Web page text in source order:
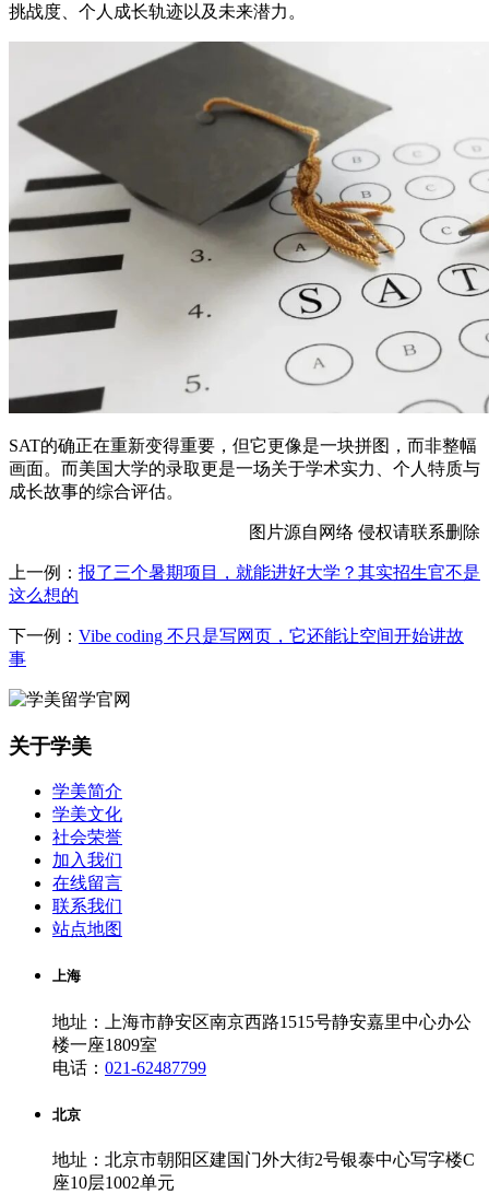
挑战度、个人成长轨迹以及未来潜力。
SAT的确正在重新变得重要，但它更像是一块拼图，而非整幅
画面。而美国大学的录取更是一场关于学术实力、个人特质与
成长故事的综合评估。
图片源自网络 侵权请联系删除
上一例： 报了三个暑期项目，就能进好大学？其实招生官不是
这么想的
下一例： Vibe coding 不只是写网页，它还能让空间开始讲故
事
关于学美
学美简介
学美文化
社会荣誉
加入我们
在线留言
联系我们
站点地图
上海
地址：上海市静安区南京西路1515号静安嘉里中心办公
楼一座1809室
电话： 021-62487799
北京
地址：北京市朝阳区建国门外大街2号银泰中心写字楼C
座10层1002单元